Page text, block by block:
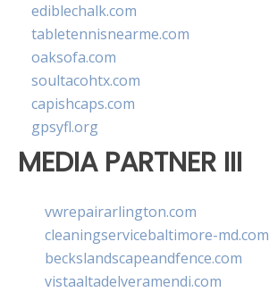
ediblechalk.com
tabletennisnearme.com
oaksofa.com
soultacohtx.com
capishcaps.com
gpsyfl.org
MEDIA PARTNER III
vwrepairarlington.com
cleaningservicebaltimore-md.com
beckslandscapeandfence.com
vistaaltadelveramendi.com